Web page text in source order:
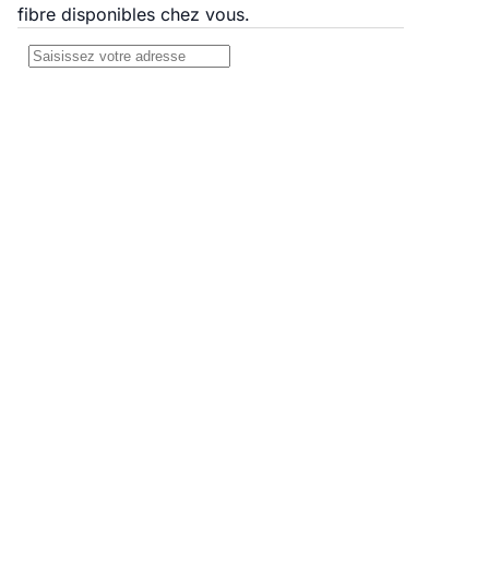
fibre disponibles chez vous.